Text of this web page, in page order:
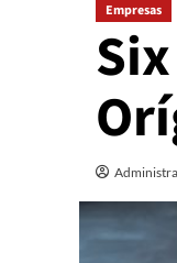
Empresas